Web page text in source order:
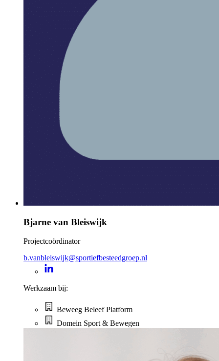
Bjarne van Bleiswijk
Projectcoördinator
b.vanbleiswijk@sportiefbesteedgroep.nl
Werkzaam bij:
Beweeg Beleef Platform
Domein Sport & Bewegen